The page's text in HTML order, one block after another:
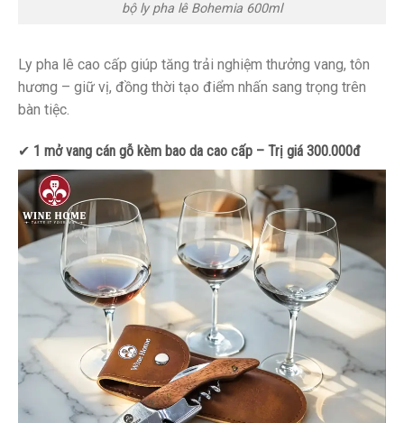
bộ ly pha lê Bohemia 600ml
Ly pha lê cao cấp giúp tăng trải nghiệm thưởng vang, tôn
hương – giữ vị, đồng thời tạo điểm nhấn sang trọng trên
bàn tiệc.
✔ 1 mở vang cán gỗ kèm bao da cao cấp – Trị giá 300.000đ